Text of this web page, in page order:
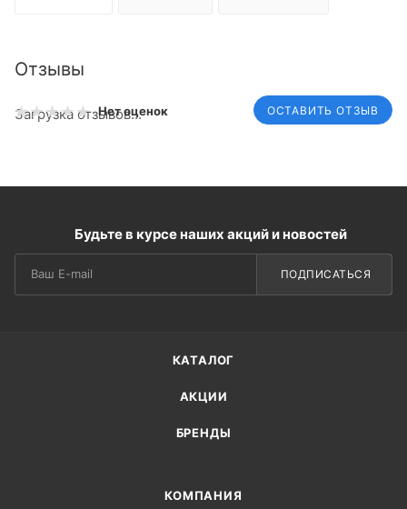
Отзывы
Нет оценок ОСТАВИТЬ ОТЗЫВ
Загрузка отзывов...
Будьте в курсе наших акций и новостей
ПОДПИСАТЬСЯ
КАТАЛОГ
АКЦИИ
БРЕНДЫ
КОМПАНИЯ